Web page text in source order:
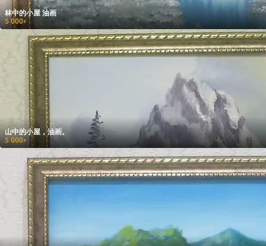
林中的小屋 油画
5 000₽
山中的小屋，油画。
5 000₽